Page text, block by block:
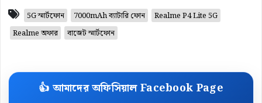
5G স্মার্টফোন 7000mAh ব্যাটারি ফোন
Realme P4 Lite 5G
Realme অফার
বাজেট স্মার্টফোন
👍 আমাদের অফিসিয়াল Facebook Page